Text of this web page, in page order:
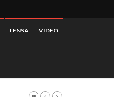
LENSA VIDEO